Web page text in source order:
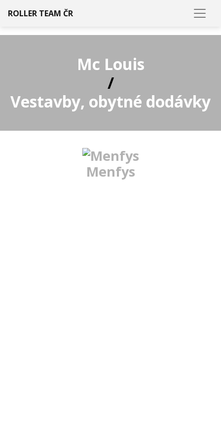
ROLLER TEAM ČR
Mc Louis
/
Vestavby, obytné dodávky
Menfys